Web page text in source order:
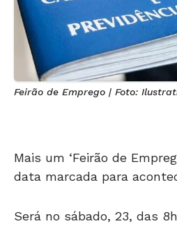
Feirão de Emprego | Foto:
Mais um ‘Feirão de
data marcada para
Será no sábado, 23, das